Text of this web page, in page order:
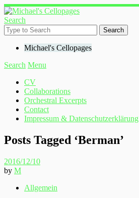
Search
Michael's Cellopages
Search Menu
CV
Collaborations
Orchestral Excerpts
Contact
Impressum & Datenschutzerklärung
Posts Tagged ‘Berman’
2016/12/10
by M
Allgemein